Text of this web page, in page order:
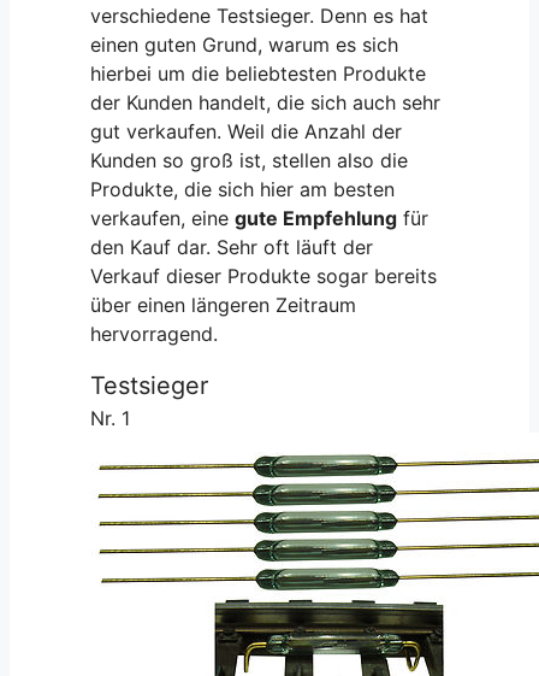
verschiedene Testsieger. Denn es hat
einen guten Grund, warum es sich
hierbei um die beliebtesten Produkte
der Kunden handelt, die sich auch sehr
gut verkaufen. Weil die Anzahl der
Kunden so groß ist, stellen also die
Produkte, die sich hier am besten
verkaufen, einegute Empfehlung für
den Kauf dar. Sehr oft läuft der
Verkauf dieser Produkte sogar bereits
über einen längeren Zeitraum
hervorragend.
Testsieger
Nr. 1